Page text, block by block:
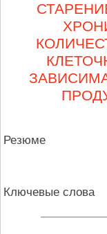
Резюме
Ключевые слова